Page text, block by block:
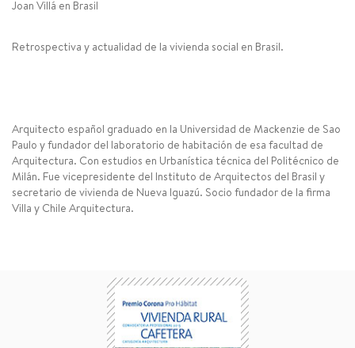
Joan Villá en Brasil
Retrospectiva y actualidad de la vivienda social en Brasil.
Arquitecto español graduado en la Universidad de Mackenzie de Sao
Paulo y fundador del laboratorio de habitación de esa facultad de
Arquitectura. Con estudios en Urbanística técnica del Politécnico de
Milán. Fue vicepresidente del Instituto de Arquitectos del Brasil y
secretario de vivienda de Nueva Iguazú. Socio fundador de la firma
Villa y Chile Arquitectura.